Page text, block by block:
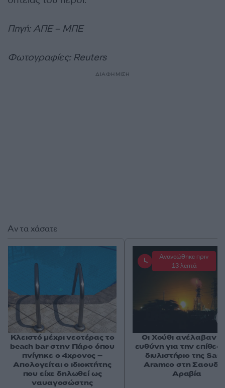
Πηγή: ΑΠΕ – ΜΠΕ
Φωτογραφίες: Reuters
ΔΙΑΦΗΜΙΣΗ
Αν τα χάσατε
Κλειστό μέχρι νεοτέρας το
beach bar στην Πάρο όπου
πνίγηκε ο 4χρονος –
Απολογείται ο ιδιοκτήτης
που είχε δηλωθεί ως
ναυαγοσώστης
Ανανεώθηκε πριν
13 λεπτά
Οι Χούθι ανέλαβαν
ευθύνη για την
διυλιστήριο της
Aramco στη
Αραβία